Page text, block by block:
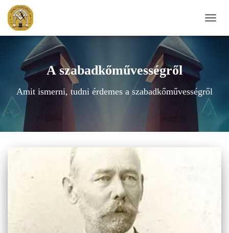
BE-/
A szabadkőművességről
Amit ismerni, tudni érdemes a szabadkőművességről